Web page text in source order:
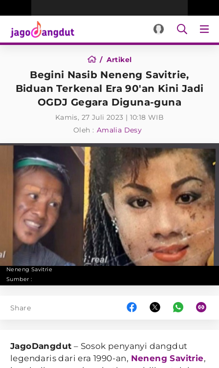
Artikel
Begini Nasib Neneng Savitrie,
Biduan Terkenal Era 90'an Kini Jadi
OGDJ Gegara Diguna-guna
Kamis, 27 Juli 2023 | 10:18 WIB
Oleh : Amalia Desy
Neneng Savitrie
Sumber :
Share
JagoDangdut – Sosok penyanyi dangdut
legendaris dari era 1990-an, Neneng Savitrie,